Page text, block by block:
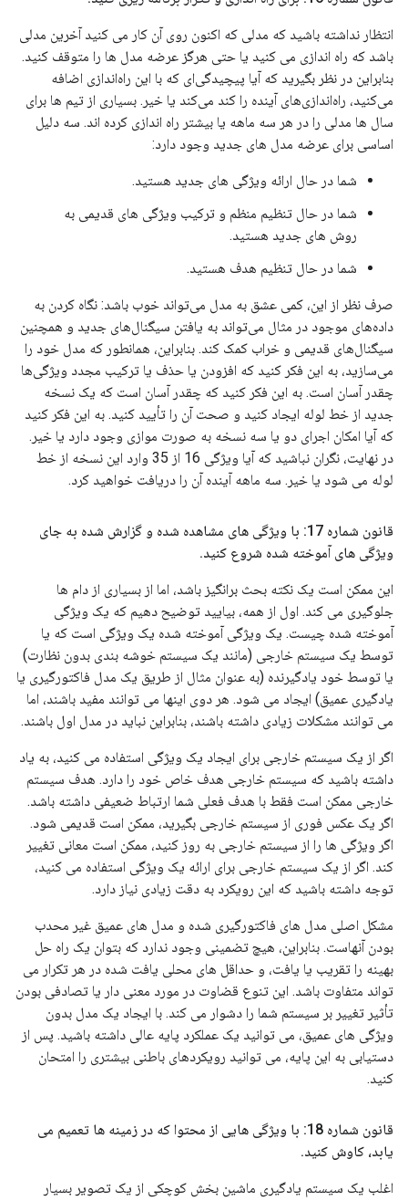
انتظار نداشته باشید که مدلی که اکنون روی آن کار می کنید آخرین مدلی
باشد که راه اندازی می کنید یا حتی هرگز عرضه مدل ها را متوقف کنید.
بنابراین در نظر بگیرید که آیا پیچیدگی‌ای که با این راه‌اندازی اضافه
می‌کنید، راه‌اندازی‌های آینده را کند می‌کند یا خیر. بسیاری از تیم ها برای
سال ها مدلی را در هر سه ماهه یا بیشتر راه اندازی کرده اند. سه دلیل
اساسی برای عرضه مدل های جدید وجود دارد:
شما در حال ارائه ویژگی های جدید هستید.
شما در حال تنظیم منظم و ترکیب ویژگی های قدیمی به
روش های جدید هستید.
شما در حال تنظیم هدف هستید.
صرف نظر از این، کمی عشق به مدل می‌تواند خوب باشد: نگاه کردن به
داده‌های موجود در مثال می‌تواند به یافتن سیگنال‌های جدید و همچنین
سیگنال‌های قدیمی و خراب کمک کند. بنابراین، همانطور که مدل خود را
می‌سازید، به این فکر کنید که افزودن یا حذف یا ترکیب مجدد ویژگی‌ها
چقدر آسان است. به این فکر کنید که چقدر آسان است که یک نسخه
جدید از خط لوله ایجاد کنید و صحت آن را تأیید کنید. به این فکر کنید
که آیا امکان اجرای دو یا سه نسخه به صورت موازی وجود دارد یا خیر.
در نهایت، نگران نباشید که آیا ویژگی 16 از 35 وارد این نسخه از خط
لوله می شود یا خیر. سه ماهه آینده آن را دریافت خواهید کرد.
قانون شماره 17: با ویژگی های مشاهده شده و گزارش شده به جای
ویژگی های آموخته شده شروع کنید.
این ممکن است یک نکته بحث برانگیز باشد، اما از بسیاری از دام ها
جلوگیری می کند. اول از همه، بیایید توضیح دهیم که یک ویژگی
آموخته شده چیست. یک ویژگی آموخته شده یک ویژگی است که یا
توسط یک سیستم خارجی (مانند یک سیستم خوشه بندی بدون نظارت)
یا توسط خود یادگیرنده (به عنوان مثال از طریق یک مدل فاکتورگیری یا
یادگیری عمیق) ایجاد می شود. هر دوی اینها می توانند مفید باشند، اما
می توانند مشکلات زیادی داشته باشند، بنابراین نباید در مدل اول باشند.
اگر از یک سیستم خارجی برای ایجاد یک ویژگی استفاده می کنید، به یاد
داشته باشید که سیستم خارجی هدف خاص خود را دارد. هدف سیستم
خارجی ممکن است فقط با هدف فعلی شما ارتباط ضعیفی داشته باشد.
اگر یک عکس فوری از سیستم خارجی بگیرید، ممکن است قدیمی شود.
اگر ویژگی ها را از سیستم خارجی به روز کنید، ممکن است معانی تغییر
کند. اگر از یک سیستم خارجی برای ارائه یک ویژگی استفاده می کنید،
توجه داشته باشید که این رویکرد به دقت زیادی نیاز دارد.
مشکل اصلی مدل های فاکتورگیری شده و مدل های عمیق غیر محدب
بودن آنهاست. بنابراین، هیچ تضمینی وجود ندارد که بتوان یک راه حل
بهینه را تقریب یا یافت، و حداقل های محلی یافت شده در هر تکرار می
تواند متفاوت باشد. این تنوع قضاوت در مورد معنی دار یا تصادفی بودن
تأثیر تغییر بر سیستم شما را دشوار می کند. با ایجاد یک مدل بدون
ویژگی های عمیق، می توانید یک عملکرد پایه عالی داشته باشید. پس از
دستیابی به این پایه، می توانید رویکردهای باطنی بیشتری را امتحان
کنید.
قانون شماره 18: با ویژگی هایی از محتوا که در زمینه ها تعمیم می
یابد، کاوش کنید.
اغلب یک سیستم یادگیری ماشین بخش کوچکی از یک تصویر بسیار